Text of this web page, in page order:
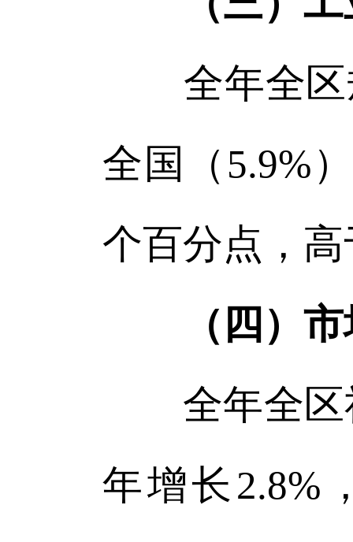
全年全区
全国（5.9%
个百分点，
（四）
全年全区社
年增长2.8%